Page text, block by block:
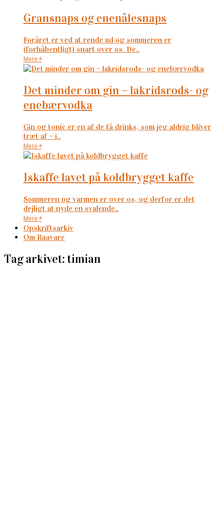
gransnaps og enenålesnaps
Foråret er ved at rende ud og sommeren er
(forhåbentligt) snart over os. De..
Mere+
det minder om gin – lakridsrods- og
enebærvodka
Gin og tonic er en af de få drinks, som jeg aldrig bliver
træt af – i..
Mere+
iskaffe lavet på koldbrygget kaffe
Sommeren og varmen er over os, og derfor er det
dejligt at nyde en svalende..
Mere+
Opskriftsarkiv
Om Raavare
Tag arkivet: timian